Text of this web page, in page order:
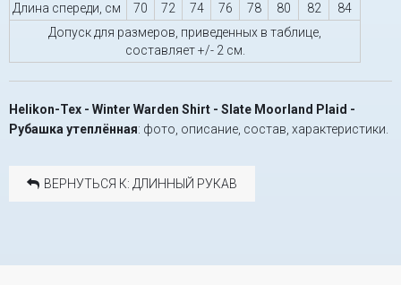
Длина спереди, см
70 72 74 76 78 80 82
84
Допуск для размеров, приведенных в таблице,
составляет +/- 2 см.
Helikon-Tex - Winter Warden Shirt - Slate Moorland Plaid -
Рубашка утеплённая: фото, описание, состав, характеристики.
ВЕРНУТЬСЯ К: ДЛИННЫЙ РУКАВ